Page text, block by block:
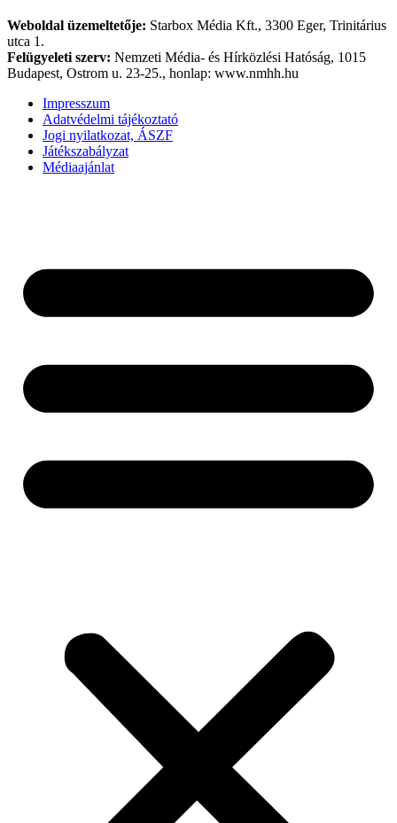
Weboldal üzemeltetője: Starbox Média Kft., 3300 Eger, Trinitárius
utca 1.
Felügyeleti szerv: Nemzeti Média- és Hírközlési Hatóság, 1015
Budapest, Ostrom u. 23-25., honlap: www.nmhh.hu
Impresszum
Adatvédelmi tájékoztató
Jogi nyilatkozat, ÁSZF
Játékszabályzat
Médiaajánlat